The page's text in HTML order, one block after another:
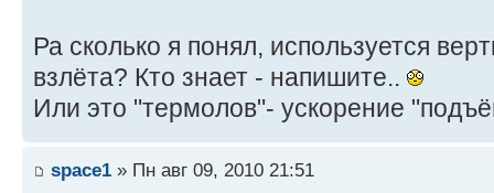
Ра сколько я понял, используется
взлёта? Кто знает - напишите..
Или это "термолов"- ускорение
space1 » Пн авг 09, 2010 21:51